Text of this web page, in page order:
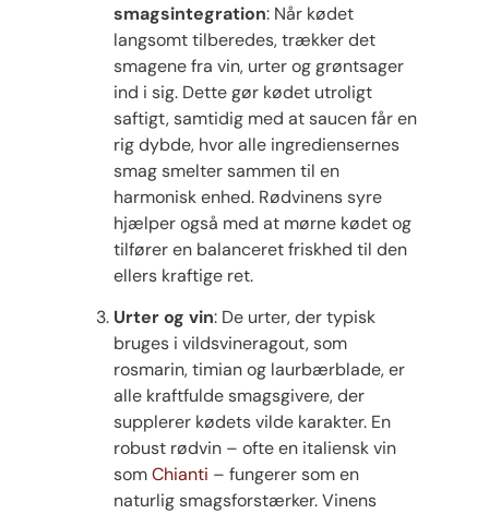
smagsintegration: Når kødet
langsomt tilberedes, trækker det
smagene fra vin, urter og grøntsager
ind i sig. Dette gør kødet utroligt
saftigt, samtidig med at saucen får en
rig dybde, hvor alle ingrediensernes
smag smelter sammen til en
harmonisk enhed. Rødvinens syre
hjælper også med at mørne kødet og
tilfører en balanceret friskhed til den
ellers kraftige ret.
Urter og vin: De urter, der typisk
bruges i vildsvineragout, som
rosmarin, timian og laurbærblade, er
alle kraftfulde smagsgivere, der
supplerer kødets vilde karakter. En
robust rødvin – ofte en italiensk vin
somChianti – fungerer som en
naturlig smagsforstærker. Vinens